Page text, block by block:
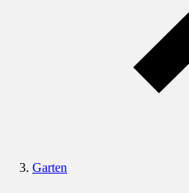
Garten